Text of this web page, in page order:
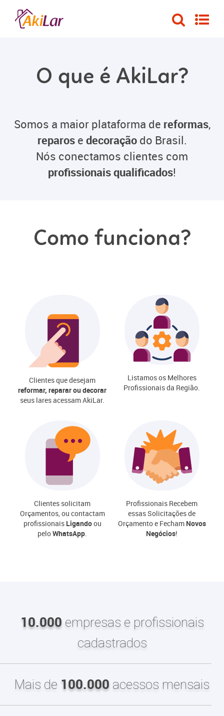
O que é AkiLar?
Somos a maior plataforma de reformas,
reparose decoraçãodo Brasil.
Nós conectamos clientes com
profissionais qualificados!
Como funciona?
Clientes que desejam
reformar, reparar ou decorar
seus lares acessam AkiLar.
Listamos os Melhores
Profissionais da Região.
Clientes solicitam
Orçamentos, ou contactam
profissionais Ligandoou
peloWhatsApp.
Profissionais Recebem
essas Solicitações de
Orçamento e Fecham Novos
Negócios!
10.000 empresas e profissionais
cadastrados
Mais de 100.000 acessos mensais